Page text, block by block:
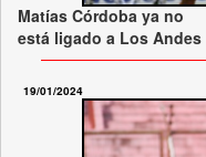
Matías Córdoba ya no
está ligado a Los Andes
19/01/2024